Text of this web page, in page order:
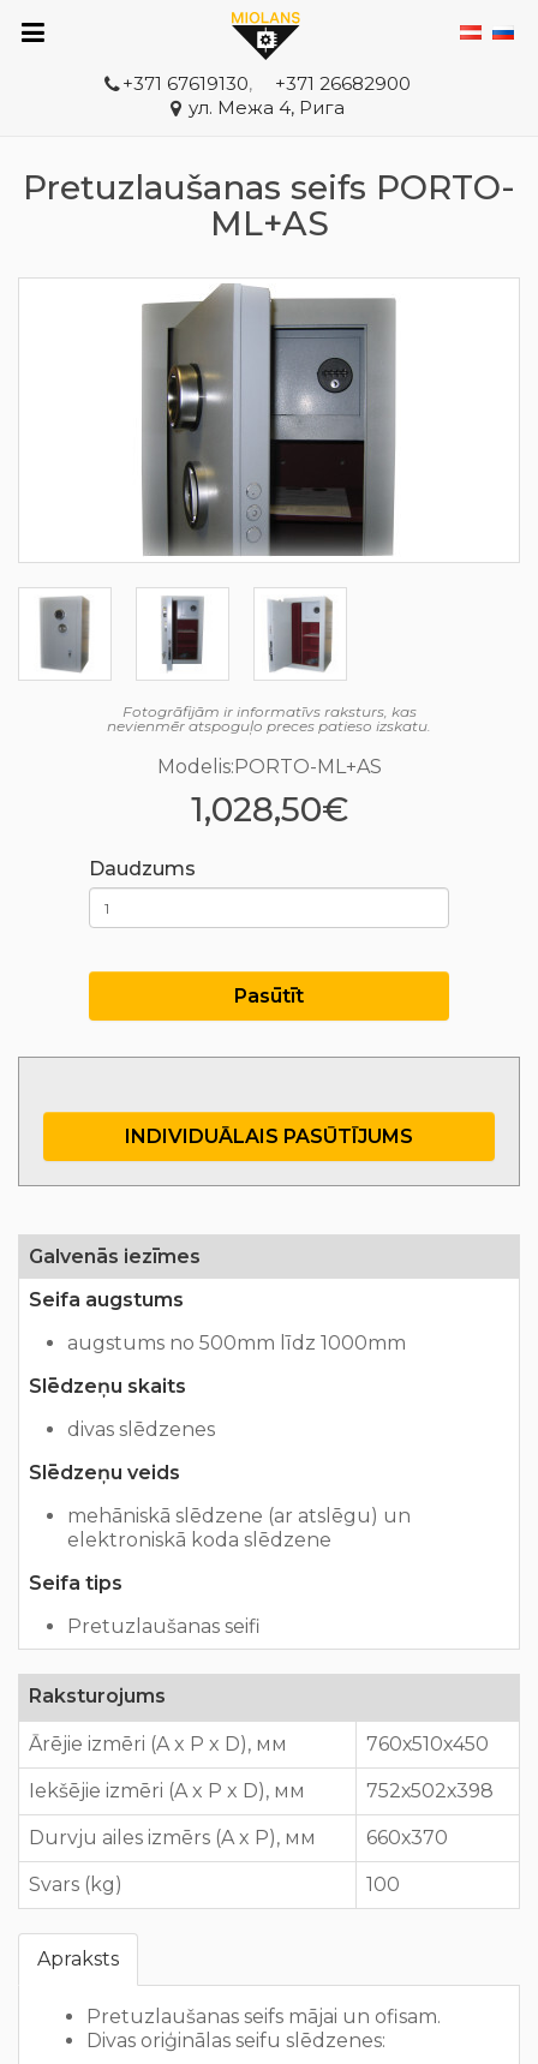
+371 67619130,
+371 26682900
ул. Межа 4, Рига
Pretuzlaušanas seifs PORTO-
ML+AS
Fotogrāfijām ir informatīvs raksturs, kas
nevienmēr atspoguļo preces patieso izskatu.
Modelis:PORTO-ML+AS
1,028,50€
Daudzums
Pasūtīt
INDIVIDUĀLAIS PASŪTĪJUMS
Galvenās iezīmes
Seifa augstums
augstums no 500mm līdz 1000mm
Slēdzeņu skaits
divas slēdzenes
Slēdzeņu veids
mehāniskā slēdzene (ar atslēgu) un
elektroniskā koda slēdzene
Seifa tips
Pretuzlaušanas seifi
Raksturojums
Ārējie izmēri (A x P x D), мм 760х510х450
Iekšējie izmēri (A x P x D), мм 752х502х398
Durvju ailes izmērs (A x P), мм 660х370
Svars (kg) 100
Apraksts
Pretuzlaušanas seifs mājai un ofisam.
Divas oriģinālas seifu slēdzenes: